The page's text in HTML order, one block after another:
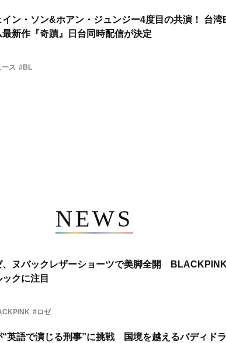
イン・ソン&ホアン・ジュンジー4度目の共演！ 台
最新作『奇蹟』日台同時配信が決定
ス #BL
NEWS
、ヌバックレザーショーツで美脚全開
クに注目
#ロゼ
“英語で演じる刑事”に挑戦 国境を越えるバディド